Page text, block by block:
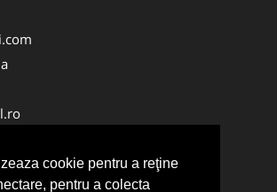
cookie pentru a reţine
pentru a colecta